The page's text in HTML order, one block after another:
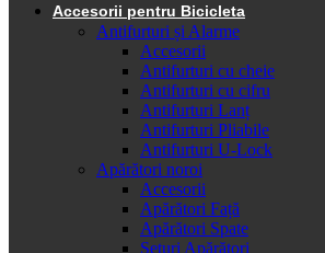
Accesorii pentru Bicicleta
Antifurturi și Alarme
Accesorii
Antifurturi cu cheie
Antifurturi cu cifru
Antifurturi Lanț
Antifurturi Pliabile
Antifurturi U-Lock
Apărători noroi
Accesorii
Apărători Față
Apărători Spate
Seturi Apărători